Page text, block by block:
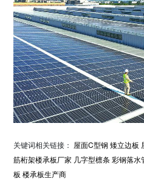
关键词相关链接： 屋面C型钢 矮立边板
筋桁架楼承板厂家 几字型檩条 彩钢落水
板 楼承板生产商